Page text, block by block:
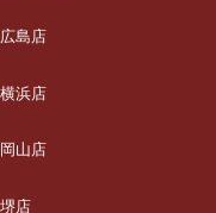
お知らせ
採用情報
お問い合わせ
ブログ
お知らせ
採用情報
出張エリア
ブログ
お知らせ
メニュー/料金
出張エリア
ブログ
ご利用の流れ
メニュー/料金
出張エリア
ブログ
一休について
ご利用の流れ
メニュー/料金
出張エリア
広島店
一休について
ご利用の流れ
メニュー/料金
横浜店
一休について
ご利用の流れ
岡山店
一休について
堺店